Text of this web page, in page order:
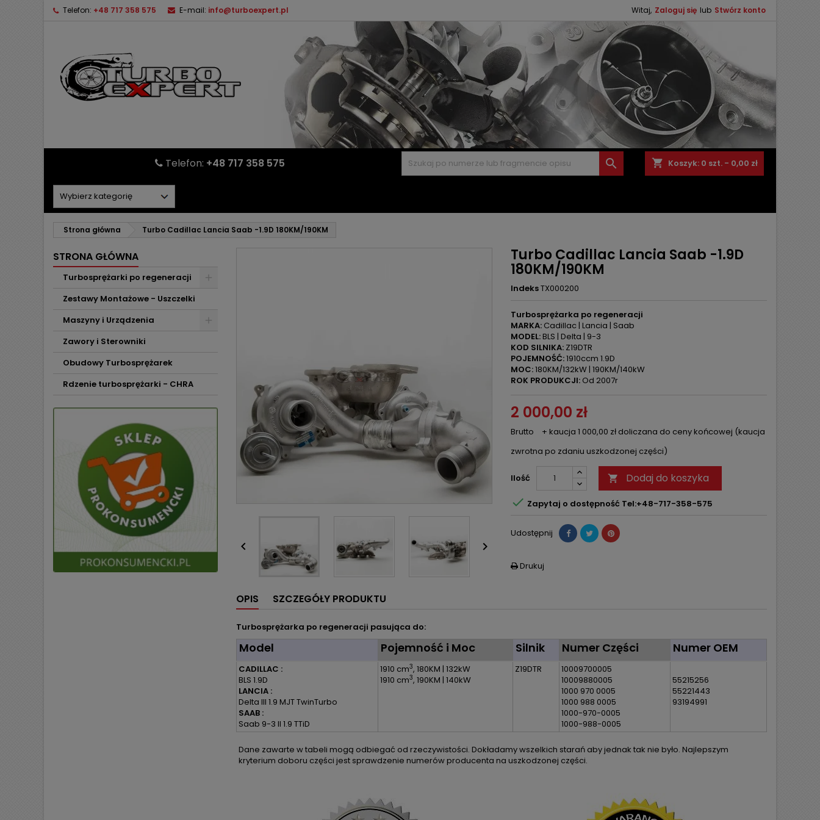
Telefon: +48 717 358 575 E-mail: info@turboexpert.pl Witaj, Zaloguj się lub Stwórz konto
shopping_cart Koszyk: 0 szt. - 0,00 zł

Telefon: +48 717 358 575
Strona główna Turbo Cadillac Lancia Saab -1.9D 180KM/190KM
STRONA GŁÓWNA
Turbosprężarki po regeneracji
Zestawy Montażowe - Uszczelki
Maszyny i Urządzenia
Zawory i Sterowniki
Obudowy Turbosprężarek
Rdzenie turbosprężarki - CHRA
 
Turbo Cadillac Lancia Saab -1.9D
180KM/190KM
IndeksTX000200
Turbosprężarka po regeneracji
MARKA: Cadillac | Lancia | Saab
MODEL:BLS | Delta | 9-3
KOD SILNIKA: Z19DTR
POJEMNOŚĆ:1910ccm 1.9D
MOC:180KM/132kW | 190KM/140kW
ROK PRODUKCJI: Od 2007r
2 000,00 zł
Brutto
+ kaucja 1 000,00 zł doliczana do ceny końcowej (kaucja
zwrotna po zdaniu uszkodzonej części)
Ilość  Dodaj do koszyka
 Zapytaj o dostępność Tel:+48-717-358-575
Udostępnij
 Drukuj
OPIS SZCZEGÓŁY PRODUKTU
Turbosprężarka po regeneracji pasująca do:
Model Pojemność i Moc Silnik Numer Części Numer OEM
CADILLAC :
BLS 1.9D
LANCIA :
Delta III 1.9 MJT TwinTurbo
SAAB :
Saab 9-3 II 1.9 TTiD
1910 cm3, 180KM | 132kW
1910 cm3, 190KM | 140kW
Z19DTR
10009700005
10009880005
1000 970 0005
1000 988 0005
1000-970-0005
1000-988-0005
55215256
55221443
93194991
Dane zawarte w tabeli mogą odbiegać od rzeczywistości. Dokładamy wszelkich starań aby jednak tak nie było. Najlepszym
kryterium doboru części jest sprawdzenie numerów producenta na uszkodzonej części.